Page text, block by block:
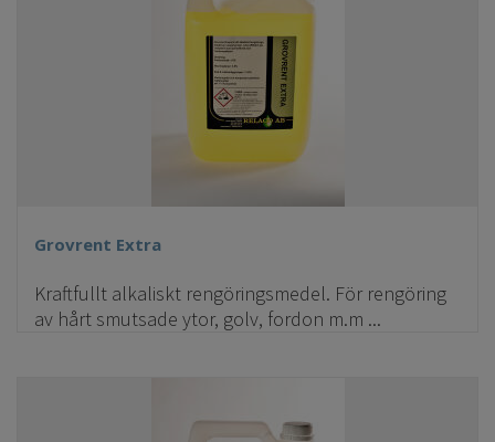
Grovrent Extra
Kraftfullt alkaliskt rengöringsmedel. För rengöring
av hårt smutsade ytor, golv, fordon m.m ...